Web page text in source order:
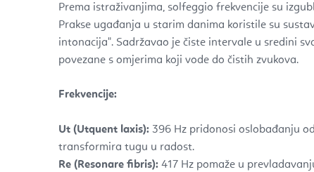
Prema istraživanjima, solfeggio frekvencije su
Prakse ugađanja u starim danima koristile su
intonacija". Sadržavao je čiste intervale u sredini
povezane s omjerima koji vode do čistih zvukova.
Frekvencije:
Ut (Utquent laxis): 396 Hz pridonosi oslobađanju
transformira tugu u radost.
Re (Resonare fibris): 417 Hz pomaže u